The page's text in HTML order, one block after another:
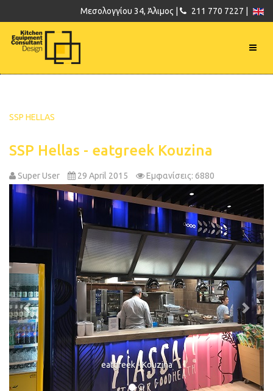
Μεσολογγίου 34, Άλιμος | 211 770 7227 |
SSP HELLAS
SSP Hellas - eatgreek Kouzina
Super User 29 April 2015 Εμφανίσεις: 6880
eatgreek - Kouzina
Previous Next